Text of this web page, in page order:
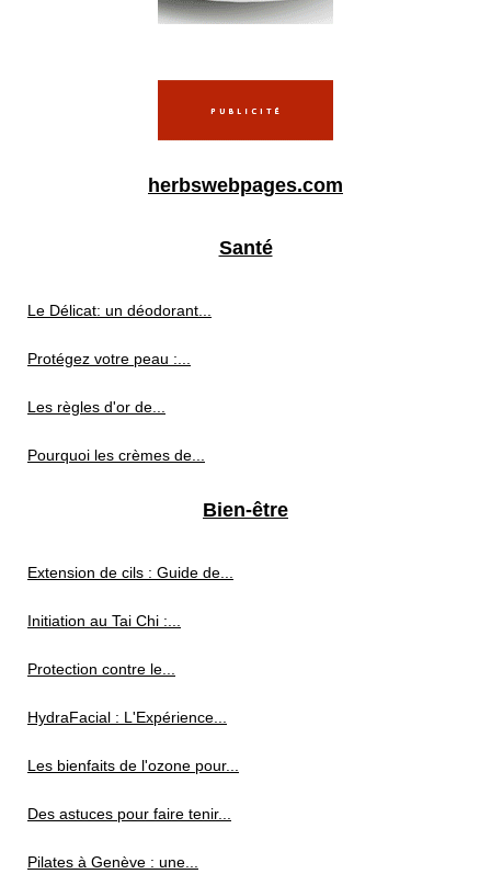
herbswebpages.com
Santé
Le Délicat: un déodorant...
Protégez votre peau :...
Les règles d'or de...
Pourquoi les crèmes de...
Bien-être
Extension de cils : Guide de...
Initiation au Tai Chi :...
Protection contre le...
HydraFacial : L'Expérience...
Les bienfaits de l'ozone pour...
Des astuces pour faire tenir...
Pilates à Genève : une...